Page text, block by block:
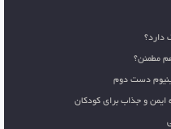
دارد؟
مطمئن؟
دست دوم
ایمن و جذاب برای کودکان